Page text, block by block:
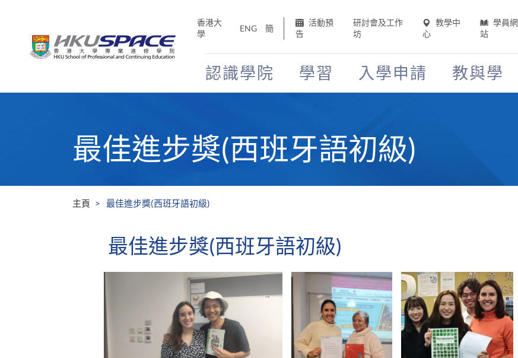
香港大
學
ENG 簡
活動預
告
研討會及工作
坊
教學中
心
學員網
站
認識學院 學習 入學申請 教與學
最佳進步獎(西班牙語初級)
主頁 最佳進步獎(西班牙語初級)
最佳進步獎(西班牙語初級)